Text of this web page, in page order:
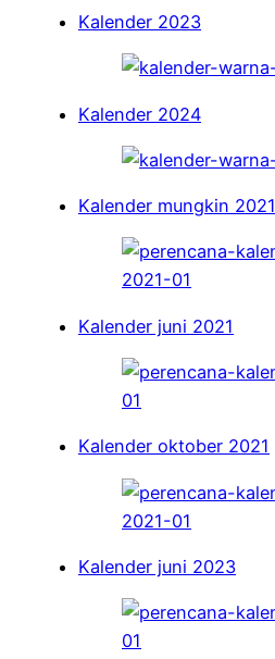
Kalender 2023
Kalender 2024
Kalender mungkin 2021
Kalender juni 2021
Kalender oktober 2021
Kalender juni 2023